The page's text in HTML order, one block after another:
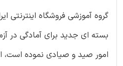
گروه آموزشی فروشگاه اینترنتی
بسته ای جدید برای آمادگی در
امور صید و صیادی نموده است،